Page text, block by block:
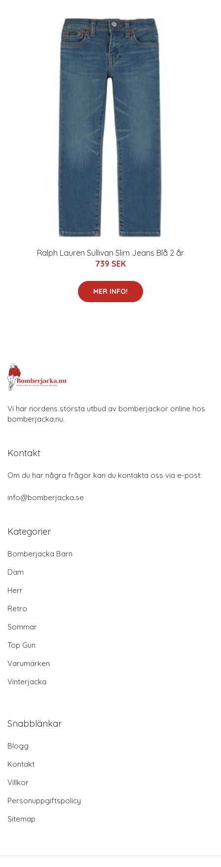
Ralph Lauren Sullivan Slim Jeans Blå 2 år
739 SEK
MER INFO!
Vi har nordens största utbud av bomberjackor online hos
bomberjacka.nu.
Kontakt
Om du har några frågor kan du kontakta oss via e-post:
info@bomberjacka.se
Kategorier
Bomberjacka Barn
Dam
Herr
Retro
Sommar
Top Gun
Varumärken
Vinterjacka
Snabblänkar
Blogg
Kontakt
Villkor
Personuppgiftspolicy
Sitemap